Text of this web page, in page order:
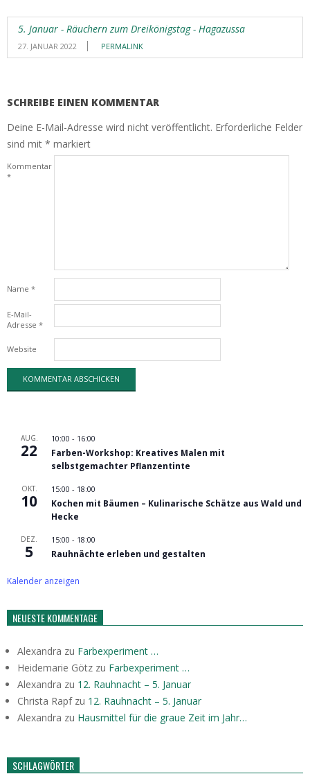
5. Januar - Räuchern zum Dreikönigstag - Hagazussa
27. JANUAR 2022 PERMALINK
SCHREIBE EINEN KOMMENTAR
Deine E-Mail-Adresse wird nicht veröffentlicht. Erforderliche Felder
sind mit * markiert
Kommentar
*
Name *
E-Mail-
Adresse *
Website
AUG.
22
10:00 - 16:00
Farben-Workshop: Kreatives Malen mit
selbstgemachter Pflanzentinte
OKT.
10
15:00 - 18:00
Kochen mit Bäumen – Kulinarische Schätze aus Wald und
Hecke
DEZ.
5
15:00 - 18:00
Rauhnächte erleben und gestalten
Kalender anzeigen
NEUESTE KOMMENTAGE
Alexandra zu Farbexperiment …
Heidemarie Götz zu Farbexperiment …
Alexandra zu 12. Rauhnacht – 5. Januar
Christa Rapfzu 12. Rauhnacht – 5. Januar
Alexandra zu Hausmittel für die graue Zeit im Jahr…
SCHLAGWÖRTER